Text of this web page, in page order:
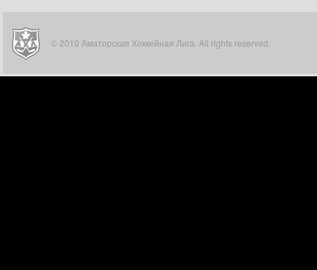
© 2010 Аматорская Хоккейная Лига. All rights reserved.